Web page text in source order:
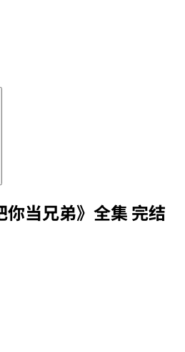
你当兄弟》全集 完结